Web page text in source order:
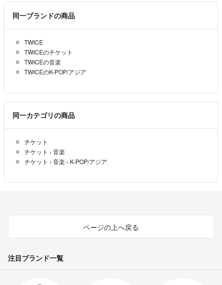
同一ブランドの商品
TWICE
TWICEのチケット
TWICEの音楽
TWICEのK-POP/アジア
同一カテゴリの商品
チケット
チケット › 音楽
チケット › 音楽 › K-POP/アジア
ページの上へ戻る
注目ブランド一覧